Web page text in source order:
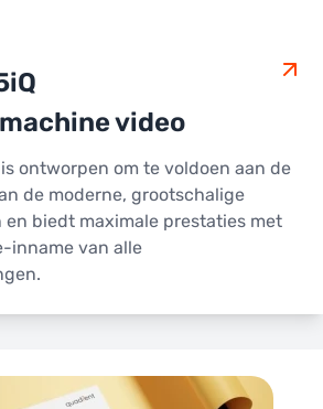
video
is ontworpen om te voldoen aan de
de moderne, grootschalige
en biedt maximale prestaties met
inname van alle